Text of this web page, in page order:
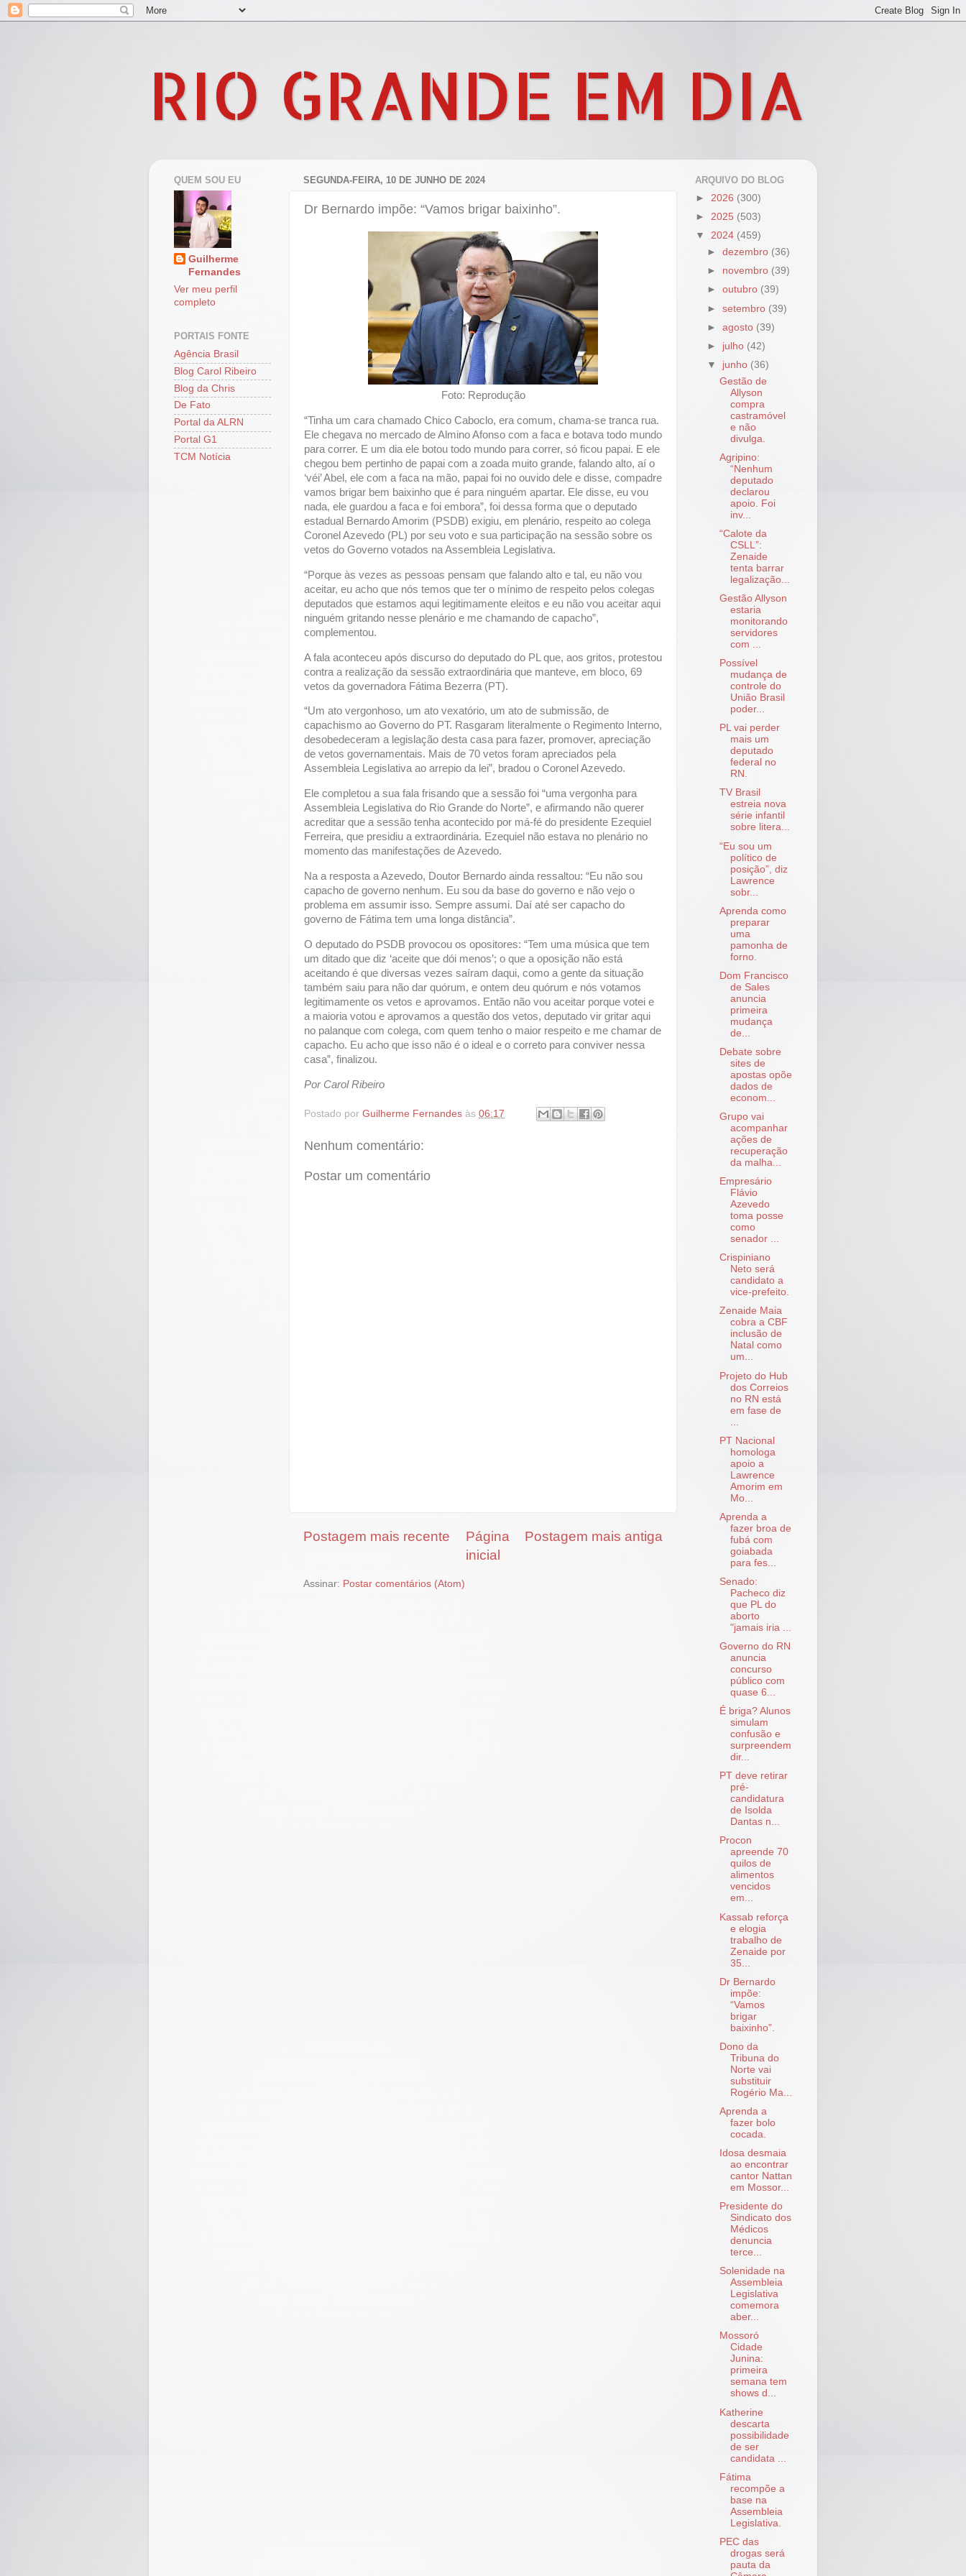
RIO GRANDE EM DIA
SEGUNDA-FEIRA, 10 DE JUNHO DE 2024
Dr Bernardo impõe: “Vamos brigar baixinho”.
Foto: Reprodução
“Tinha um cara chamado Chico Caboclo, era comum, chama-se tranca rua.
Ele chegava no mercado de Almino Afonso com a faca e botava todo mundo
para correr. E um dia ele botou todo mundo para correr, só ficou papai. E ele
chegou bem pertinho de papai com a zoada muito grande, falando alto, aí o
‘véi’ Abel, ele com a faca na mão, papai foi no ouvido dele e disse, compadre
vamos brigar bem baixinho que é para ninguém apartar. Ele disse, eu vou
nada, ele guardou a faca e foi embora”, foi dessa forma que o deputado
estadual Bernardo Amorim (PSDB) exigiu, em plenário, respeito ao colega
Coronel Azevedo (PL) por seu voto e sua participação na sessão sobre os
vetos do Governo votados na Assembleia Legislativa.
“Porque às vezes as pessoas pensam que falando alto e tal, eu não vou
aceitar, eu acho que nós temos que ter o mínimo de respeito pelos colegas
deputados que estamos aqui legitimamente eleitos e eu não vou aceitar aqui
ninguém gritando nesse plenário e me chamando de capacho”,
complementou.
A fala aconteceu após discurso do deputado do PL que, aos gritos, protestou
contra a realização da sessão extraordinária que manteve, em bloco, 69
vetos da governadora Fátima Bezerra (PT).
“Um ato vergonhoso, um ato vexatório, um ato de submissão, de
capachismo ao Governo do PT. Rasgaram literalmente o Regimento Interno,
desobedeceram a legislação desta casa para fazer, promover, apreciação
de vetos governamentais. Mais de 70 vetos foram apreciados pela
Assembleia Legislativa ao arrepio da lei”, bradou o Coronel Azevedo.
Ele completou a sua fala frisando que a sessão foi “uma vergonha para
Assembleia Legislativa do Rio Grande do Norte”, e afirmando não querer
acreditar que a sessão tenha acontecido por má-fé do presidente Ezequiel
Ferreira, que presidiu a extraordinária. Ezequiel não estava no plenário no
momento das manifestações de Azevedo.
Na a resposta a Azevedo, Doutor Bernardo ainda ressaltou: “Eu não sou
capacho de governo nenhum. Eu sou da base do governo e não vejo o
problema em assumir isso. Sempre assumi. Daí até ser capacho do
governo de Fátima tem uma longa distância”.
O deputado do PSDB provocou os opositores: “Tem uma música que tem
um ditado que diz ‘aceite que dói menos’; o que a oposição não está
aceitando é que diversas vezes saíram daqui, como a gente da situação
também saiu para não dar quórum, e ontem deu quórum e nós votamos
legitimamente os vetos e aprovamos. Então não vou aceitar porque votei e
a maioria votou e aprovamos a questão dos vetos, deputado vir gritar aqui
no palanque com colega, com quem tenho o maior respeito e me chamar de
capacho. Eu acho que isso não é o ideal e o correto para conviver nessa
casa”, finalizou.
Por Carol Ribeiro
Postado por Guilherme Fernandes às 06:17
Nenhum comentário:
Postar um comentário
Postagem mais recente Postagem mais antiga
Página
inicial
Assinar: Postar comentários (Atom)
QUEM SOU EU
Guilherme
Fernandes
Ver meu perfil
completo
PORTAIS FONTE
Agência Brasil
Blog Carol Ribeiro
Blog da Chris
De Fato
Portal da ALRN
Portal G1
TCM Notícia
ARQUIVO DO BLOG
► 2026 (300)
► 2025 (503)
▼ 2024 (459)
►dezembro (36)
► novembro (39)
►outubro (39)
►setembro (39)
►agosto (39)
► julho (42)
▼ junho (36)
Gestão de
Allyson
compra
castramóvel
e não
divulga.
Agripino:
“Nenhum
deputado
declarou
apoio. Foi
inv...
“Calote da
CSLL”:
Zenaide
tenta barrar
legalização...
Gestão Allyson
estaria
monitorando
servidores
com ...
Possível
mudança de
controle do
União Brasil
poder...
PL vai perder
mais um
deputado
federal no
RN.
TV Brasil
estreia nova
série infantil
sobre litera...
“Eu sou um
político de
posição”, diz
Lawrence
sobr...
Aprenda como
preparar
uma
pamonha de
forno.
Dom Francisco
de Sales
anuncia
primeira
mudança
de...
Debate sobre
sites de
apostas opõe
dados de
econom...
Grupo vai
acompanhar
ações de
recuperação
da malha...
Empresário
Flávio
Azevedo
toma posse
como
senador ...
Crispiniano
Neto será
candidato a
vice-prefeito.
Zenaide Maia
cobra a CBF
inclusão de
Natal como
um...
Projeto do Hub
dos Correios
no RN está
em fase de
PT Nacional
homologa
apoio a
Lawrence
Amorim em
Mo...
Aprenda a
fazer broa de
fubá com
goiabada
para fes...
Senado:
Pacheco diz
que PL do
aborto
"jamais iria ...
Governo do RN
anuncia
concurso
público com
quase 6...
É briga? Alunos
simulam
confusão e
surpreendem
dir...
PT deve retirar
pré-
candidatura
de Isolda
Dantas n...
Procon
apreende 70
quilos de
alimentos
vencidos
em...
Kassab reforça
e elogia
trabalho de
Zenaide por
35...
Dr Bernardo
impõe:
“Vamos
brigar
baixinho”.
Dono da
Tribuna do
Norte vai
substituir
Rogério Ma...
Aprenda a
fazer bolo
cocada.
Idosa desmaia
ao encontrar
cantor Nattan
em Mossor...
Presidente do
Sindicato dos
Médicos
denuncia
terce...
Solenidade na
Assembleia
Legislativa
comemora
aber...
Mossoró
Cidade
Junina:
primeira
semana tem
shows d...
Katherine
descarta
possibilidade
de ser
candidata ...
Fátima
recompõe a
base na
Assembleia
Legislativa.
PEC das
drogas será
pauta da